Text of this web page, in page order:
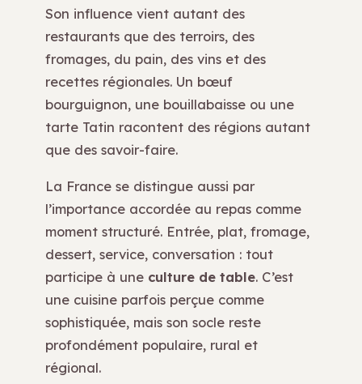
Son influence vient autant des
restaurants que des terroirs, des
fromages, du pain, des vins et des
recettes régionales. Un bœuf
bourguignon, une bouillabaisse ou une
tarte Tatin racontent des régions autant
que des savoir-faire.
La France se distingue aussi par
l’importance accordée au repas comme
moment structuré. Entrée, plat, fromage,
dessert, service, conversation : tout
participe à une culture de table. C’est
une cuisine parfois perçue comme
sophistiquée, mais son socle reste
profondément populaire, rural et
régional.